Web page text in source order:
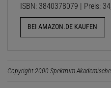
ISBN: 3840378079 | Preis:
BEI AMAZON.DE KAUFEN
Copyright 2000 Spektrum